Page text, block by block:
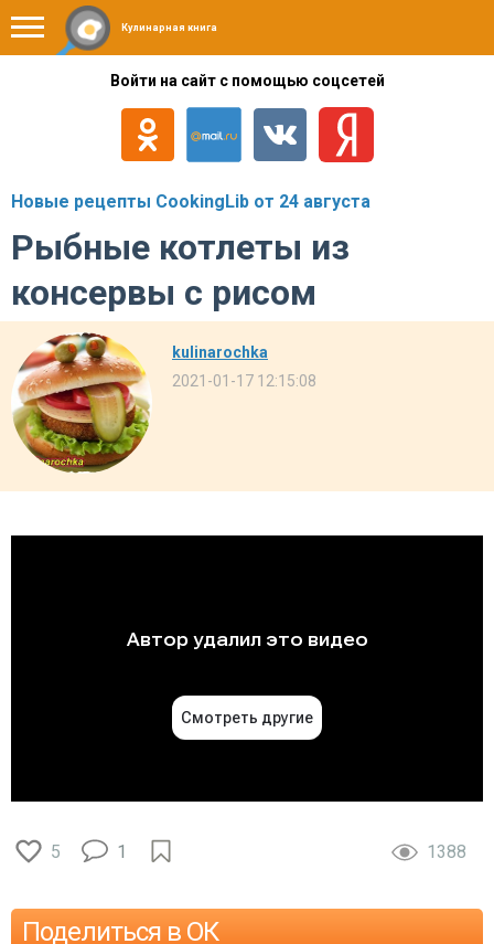
Кулинарная книга
Войти на сайт с помощью соцсетей
Новые рецепты CookingLib от 24 августа
Рыбные котлеты из
консервы с рисом
kulinarochka
2021-01-17 12:15:08
5 1 1388
Поделиться в ОК